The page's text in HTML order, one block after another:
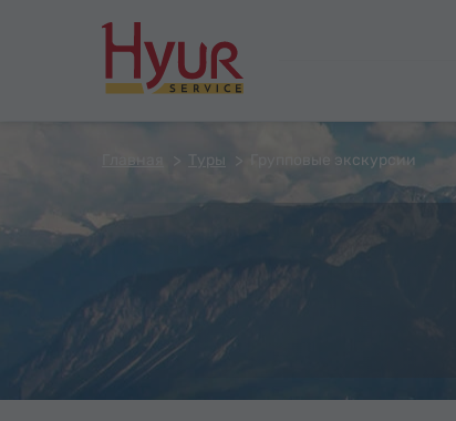
Туры Групповые экскурсии